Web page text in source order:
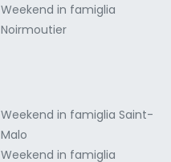
Weekend in famiglia
Noirmoutier
Weekend in famiglia Saint-
Malo
Weekend in famiglia